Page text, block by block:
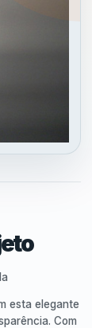
esta elegante
Com